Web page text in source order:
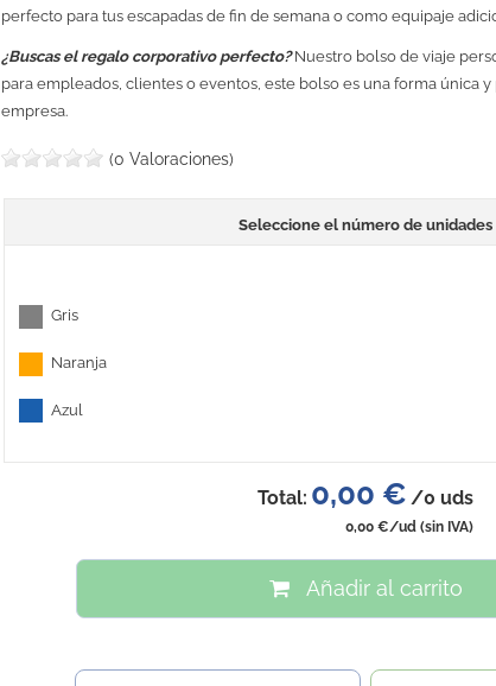
perfecto para tus escapadas de fin de semana o como equipaje
¿Buscas el regalo corporativo perfecto?Nuestro bolso de viaje
para empleados, clientes o eventos, este bolso es una forma única
empresa.
(0 Valoraciones)
Seleccione el número de unidades
Gris
Naranja
Azul
Total: 0,00 € /0 uds
0,00 €/ud(sin IVA)
Añadir al carrito